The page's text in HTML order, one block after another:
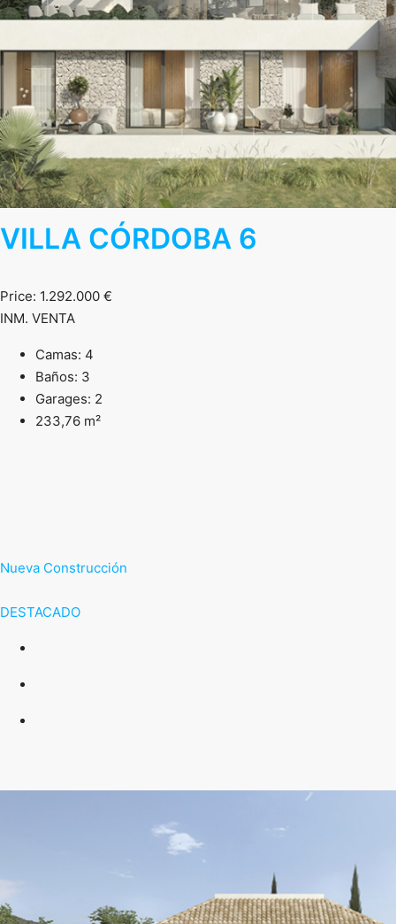
VILLA CÓRDOBA 6
Price: 1.292.000 €
INM. VENTA
Camas: 4
Baños: 3
Garages: 2
233,76 m²
Nueva Construcción
DESTACADO